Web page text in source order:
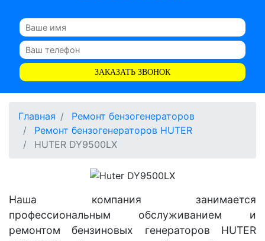
ЗАКАЗАТЬ ЗВОНОК
Главная
Ремонт бензогенераторов
Ремонт бензогенераторов HUTER
HUTER DY9500LX
Наша компания занимается
профессиональным обслуживанием и
ремонтом бензиновых генераторов HUTER